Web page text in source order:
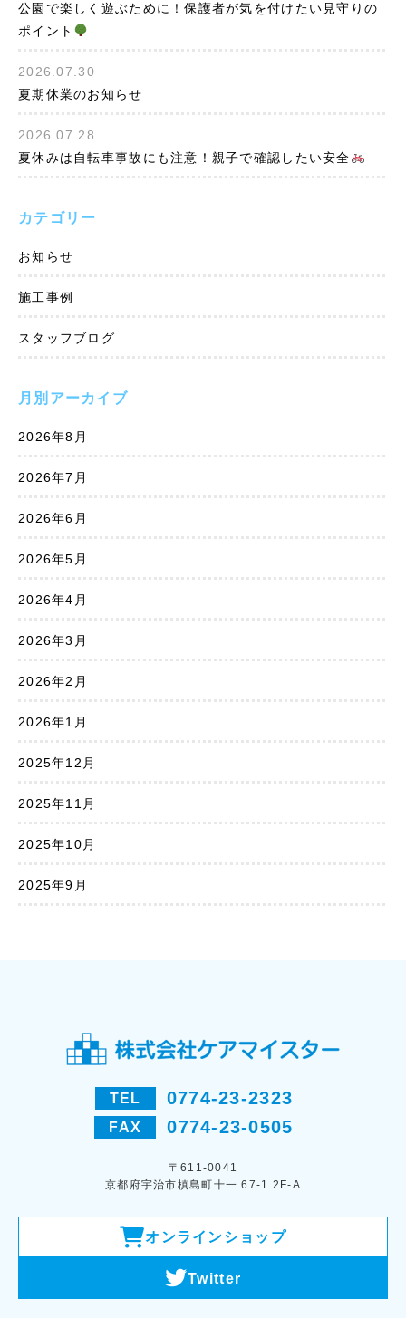
公園で楽しく遊ぶために！保護者が気を付けたい見守りの
ポイント
2026.07.30
夏期休業のお知らせ
2026.07.28
夏休みは自転車事故にも注意！親子で確認したい安全
カテゴリー
お知らせ
施工事例
スタッフブログ
月別アーカイブ
2026年8月
2026年7月
2026年6月
2026年5月
2026年4月
2026年3月
2026年2月
2026年1月
2025年12月
2025年11月
2025年10月
2025年9月
TEL 0774-23-2323
FAX 0774-23-0505
〒611-0041
京都府宇治市槙島町十一 67-1 2F-A
オンラインショップ
Twitter